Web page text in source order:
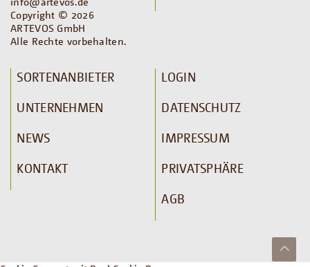
Copyright © 2026
ARTEVOS GmbH
Alle Rechte vorbehalten.
SORTENANBIETER
UNTERNEHMEN
NEWS
KONTAKT
LOGIN
DATENSCHUTZ
IMPRESSUM
PRIVATSPHÄRE
AGB